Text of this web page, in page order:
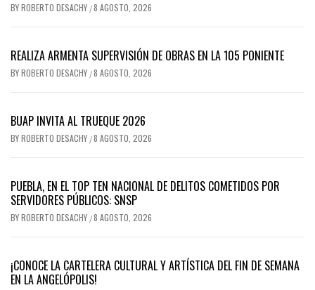
BYROBERTO DESACHY /8 AGOSTO, 2026
REALIZA ARMENTA SUPERVISIÓN DE OBRAS EN LA 105 PONIENTE
BYROBERTO DESACHY /8 AGOSTO, 2026
BUAP INVITA AL TRUEQUE 2026
BYROBERTO DESACHY /8 AGOSTO, 2026
PUEBLA, EN EL TOP TEN NACIONAL DE DELITOS COMETIDOS POR
SERVIDORES PÚBLICOS: SNSP
BYROBERTO DESACHY /8 AGOSTO, 2026
¡CONOCE LA CARTELERA CULTURAL Y ARTÍSTICA DEL FIN DE SEMANA
EN LA ANGELÓPOLIS!